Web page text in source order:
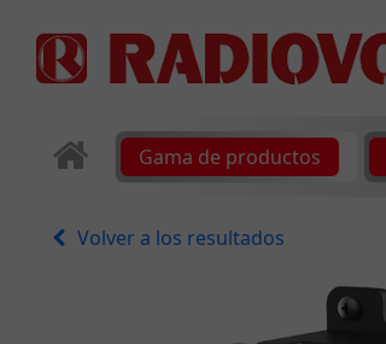
Gama de productos
Volver a los resultados